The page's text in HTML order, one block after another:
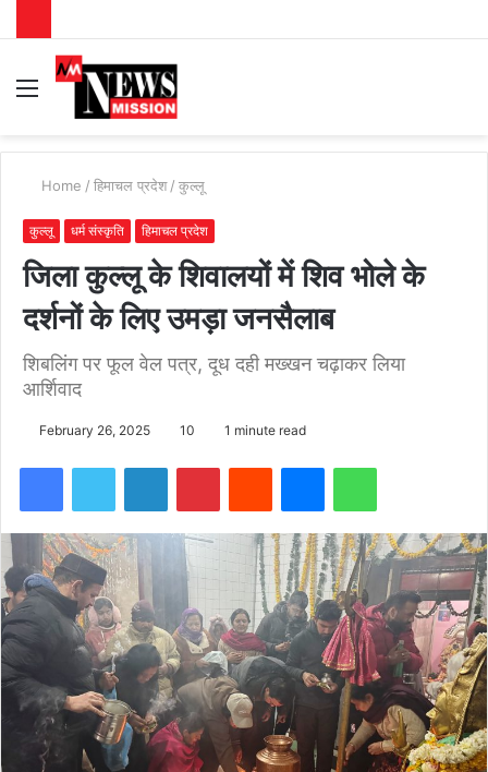
Menu
Home / हिमाचल प्रदेश / कुल्लू
कुल्लू धर्म संस्कृति हिमाचल प्रदेश
जिला कुल्लू के शिवालयों में शिव भोले के
दर्शनों के लिए उमड़ा जनसैलाब
शिबलिंग पर फूल वेल पत्र, दूध दही मख्खन चढ़ाकर लिया
आर्शिवाद
February 26, 2025 10 1 minute read